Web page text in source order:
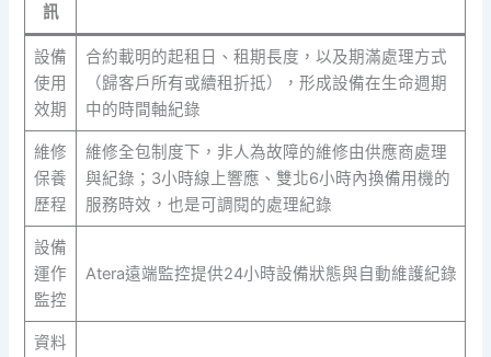
訊
設備
使用
效期
合約載明的起租日、租期長度，以及期滿處理方式
（歸客戶所有或續租折抵），形成設備在生命週期
中的時間軸紀錄
維修
保養
歷程
維修全包制度下，非人為故障的維修由供應商處理
與紀錄；3小時線上響應、雙北6小時內換備用機的
服務時效，也是可調閱的處理紀錄
設備
運作
監控
Atera遠端監控提供24小時設備狀態與自動維護紀錄
資料